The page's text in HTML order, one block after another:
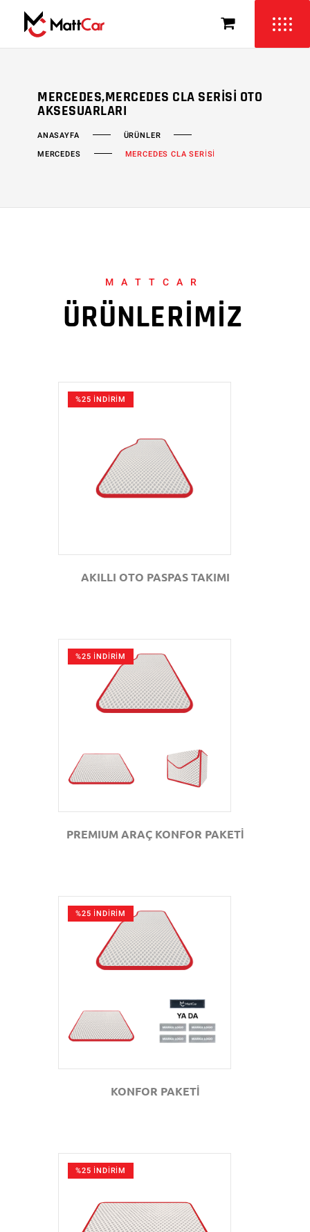
MERCEDES,MERCEDES CLA SERISI OTO
AKSESUARLARI
ANASAYFA
ÜRÜNLER
MERCEDES
MERCEDES CLA SERİSİ
MATTCAR
ÜRÜNLERİMİZ
%25 İNDİRİM
GÖZAT
AKILLI OTO PASPAS TAKIMI
%25 İNDİRİM
PREMIUM ARAÇ KONFOR PAKETİ
%25 İNDİRİM
KONFOR PAKETİ
%25 İNDİRİM